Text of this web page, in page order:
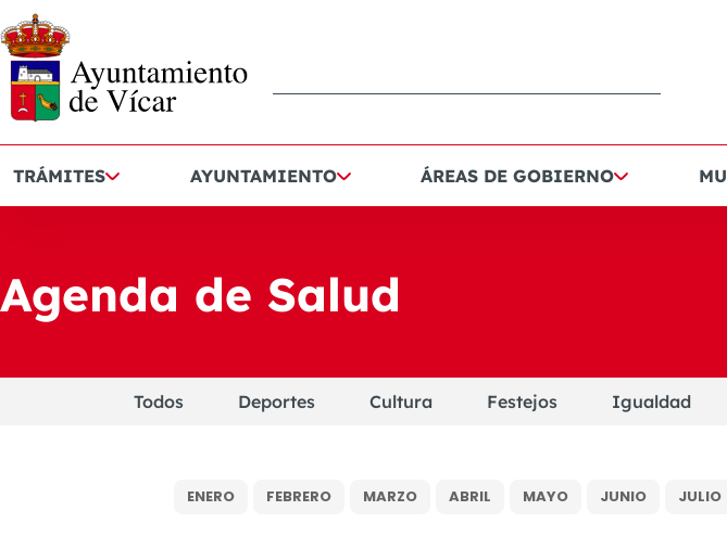
TRÁMITES AYUNTAMIENTO ÁREAS DE GOBIERNO
Agenda de Salud
Todos Deportes Cultura Festejos Igualdad
ENERO FEBRERO MARZO ABRIL MAYO JUNIO JULIO